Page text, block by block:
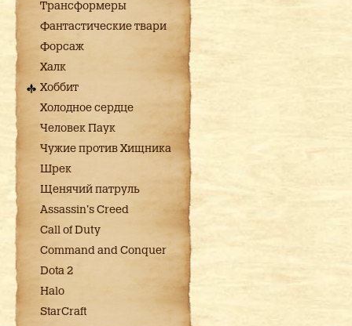
Трансформеры
Фантастические твари
Форсаж
Халк
Хоббит
Холодное сердце
Человек Паук
Чужие против Хищника
Шрек
Щенячий патруль
Assassin's Creed
Call of Duty
Command and Conquer
Dota 2
Halo
StarCraft